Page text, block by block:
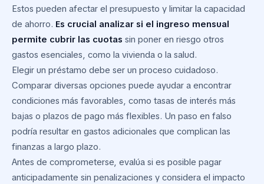
Estos pueden afectar el presupuesto y limitar la capacidad
de ahorro. Es crucial analizar si el ingreso mensual
permite cubrir las cuotas sin poner en riesgo otros
gastos esenciales, como la vivienda o la salud.
Elegir un préstamo debe ser un proceso cuidadoso.
Comparar diversas opciones puede ayudar a encontrar
condiciones más favorables, como tasas de interés más
bajas o plazos de pago más flexibles. Un paso en falso
podría resultar en gastos adicionales que complican las
finanzas a largo plazo.
Antes de comprometerse, evalúa si es posible pagar
anticipadamente sin penalizaciones y considera el impacto